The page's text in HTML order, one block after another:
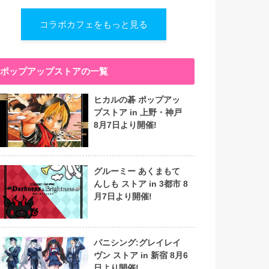
コラボカフェをもっと見る
ポップアップストアの一覧
ヒカルの碁 ポップアッ
プストア in 上野・神戸
8月7日より開催!
グルーミー あくまもて
んしも ストア in 3都市 8
月7日より開催!
パニシング:グレイレイ
ヴン ストア in 新宿 8月6